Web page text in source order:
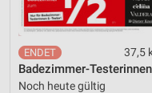
37,5
Badezimmer-Testerinnen
Noch heute gültig